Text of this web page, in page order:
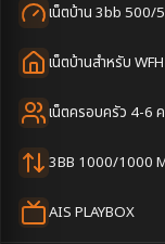
เน็ตบ้าน 3bb 500/
เน็ตบ้านสำหรับ WFH
เน็ตครอบครัว 4-6
3BB 1000/1000
AIS PLAYBOX
บริการติดตั้ง
พื้นที่ปราสาท
เริ่มต้น 500
18ตำบล
ครอบคลุมพื้นที่